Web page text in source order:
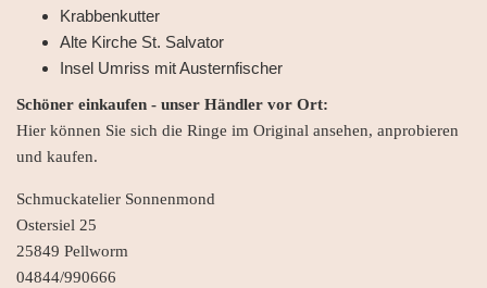
Krabbenkutter
Alte Kirche St. Salvator
Insel Umriss mit Austernfischer
Schöner einkaufen - unser Händler vor Ort:
Hier können Sie sich die Ringe im Original ansehen, anprobieren
und kaufen.
Schmuckatelier Sonnenmond
Ostersiel 25
25849 Pellworm
04844/990666